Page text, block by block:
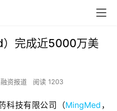
完成近5000万美
融资报道 阅读 1203
科技有限公司（MingMed ，